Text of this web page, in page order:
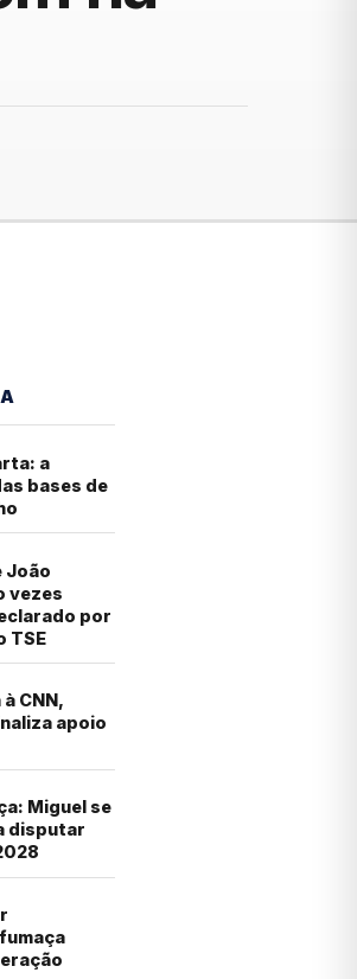
a
bases de
João
vezes
por
TSE
CNN,
apoio
Miguel se
disputar